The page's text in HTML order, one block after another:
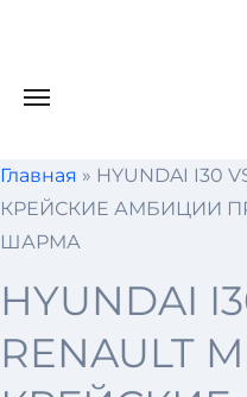
Главная » HYUNDAI I30
КРЕЙСКИЕ АМБИЦИИ
ШАРМА
HYUNDAI
RENAULT